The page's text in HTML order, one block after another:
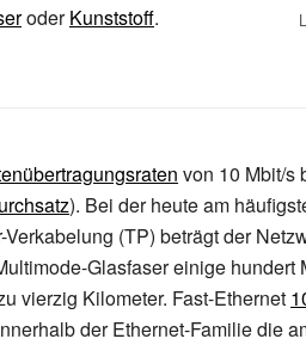
oderKunststoff.
von 10 Mbit/s
). Bei der heute am
(TP) beträgt der
Glasfaser einige hundert
vierzig Kilometer. Fast-Ethernet
der Ethernet-Familie die